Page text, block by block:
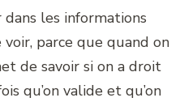
les informations
parce que quand on
de savoir si on a droit
qu’on valide et qu’on